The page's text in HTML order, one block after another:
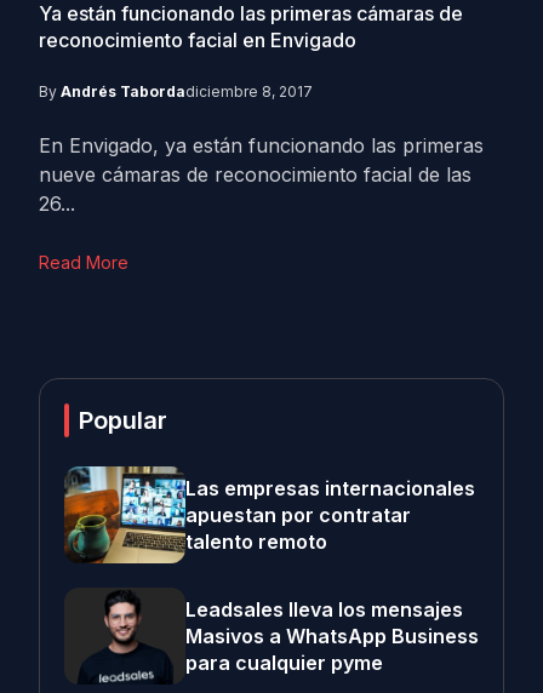
Ya están funcionando las primeras cámaras de
reconocimiento facial en Envigado
By Andrés Tabordadiciembre 8, 2017
En Envigado, ya están funcionando las primeras
nueve cámaras de reconocimiento facial de las
26...
Read More
Popular
Las empresas internacionales
apuestan por contratar
talento remoto
Leadsales lleva los mensajes
Masivos a WhatsApp Business
para cualquier pyme